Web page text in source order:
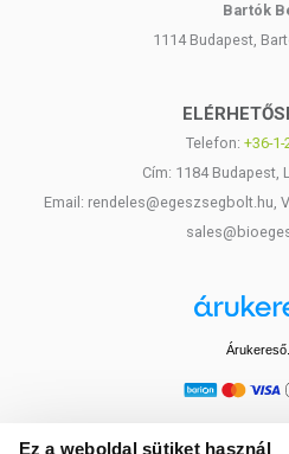
Ez a weboldal sütiket használ
Bartók
1114 Budapest,
Telefon: +36-1-
Cím: 1184 Budapest,
Email: rendeles@egeszsegbolt.hu,